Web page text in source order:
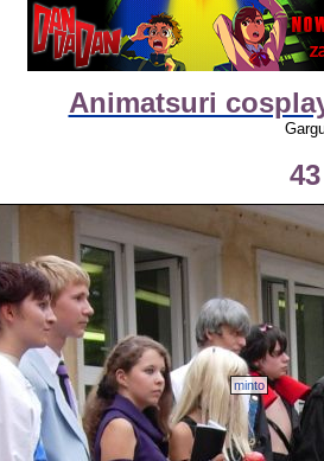
Animatsuri
43
minto